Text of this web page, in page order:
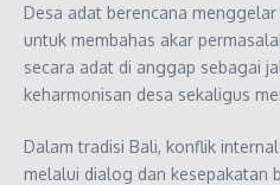
Desa adat berencana
untuk membahas akar
secara adat di anggap sebagai
keharmonisan desa sekaligus
Dalam tradisi Bali, konflik
melalui dialog dan kesepakatan